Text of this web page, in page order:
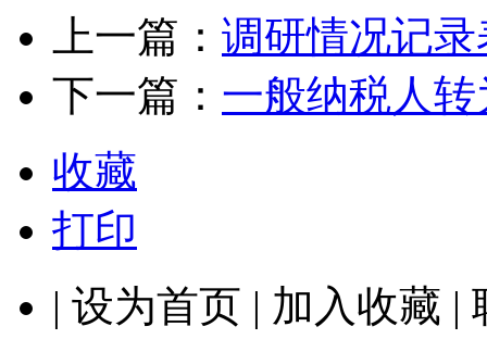
上一篇： 调研情况记录
下一篇： 一般纳税人
收藏
打印
| 设为首页 | 加入收藏 |